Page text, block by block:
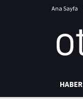
Ana Sayfa
HABER